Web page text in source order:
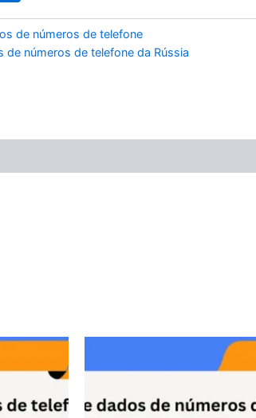
de números de telefone
de números de telefone da Rússia